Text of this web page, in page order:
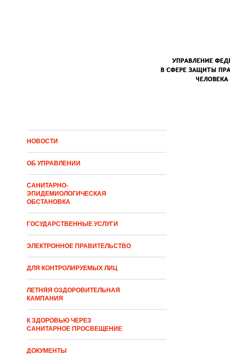
НОВОСТИ
ОБ УПРАВЛЕНИИ
САНИТАРНО-
ЭПИДЕМИОЛОГИЧЕСКАЯ
ОБСТАНОВКА
ГОСУДАРСТВЕННЫЕ УСЛУГИ
ЭЛЕКТРОННОЕ ПРАВИТЕЛЬСТВО
ДЛЯ КОНТРОЛИРУЕМЫХ ЛИЦ
ЛЕТНЯЯ ОЗДОРОВИТЕЛЬНАЯ
КАМПАНИЯ
К ЗДОРОВЬЮ ЧЕРЕЗ
САНИТАРНОЕ ПРОСВЕЩЕНИЕ
ДОКУМЕНТЫ